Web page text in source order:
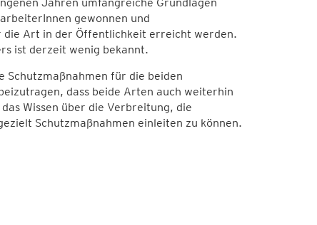
gewonnen und
die Art in der Öffentlichkeit erreicht werden.
ist derzeit wenig bekannt.
Schutzmaßnahmen für die beiden
dass beide Arten auch weiterhin
Wissen über die Verbreitung, die
Schutzmaßnahmen einleiten zu können.